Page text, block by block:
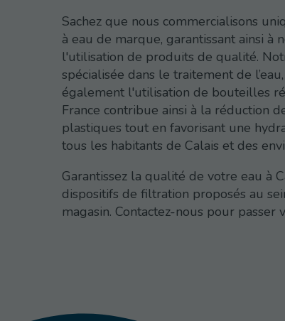
Sachez que nous commercialisons
à eau de marque, garantissant ainsi à
l'utilisation de produits de qualité.
spécialisée dans le traitement de
également l'utilisation de bouteilles
France contribue ainsi à la réduction
plastiques tout en favorisant une
tous les habitants de Calais et des
Garantissez la qualité de votre eau à
dispositifs de filtration proposés au
magasin. Contactez-nous pour passer